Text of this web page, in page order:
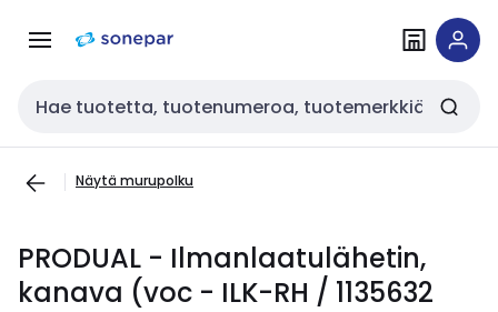
navigointiinsisältöön
Haku
Näytä murupolku
PRODUAL - Ilmanlaatulähetin,
kanava (voc - ILK-RH / 1135632